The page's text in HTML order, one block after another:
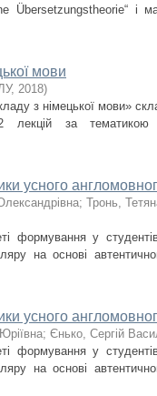
Übersetzungstheorie“ і
мови
, 2018)
з німецької мови»
лекцій за тематикою
усного
; Тронь,
формування у
на основі
усного
; Єнько, Сергій
формування у
на основі